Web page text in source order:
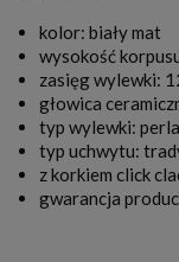
kolor: biały mat
wysokość
zasięg wylewki:
głowica
typ wylewki:
typ uchwytu:
z korkiem click
gwarancja